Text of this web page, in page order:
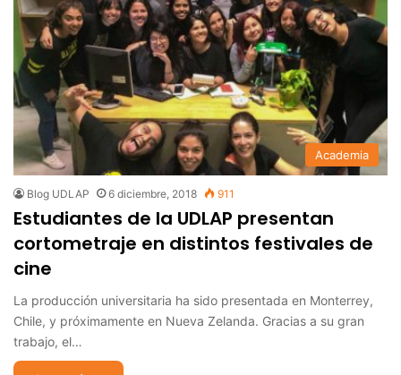
Academia
Blog UDLAP 6 diciembre, 2018 911
Estudiantes de la UDLAP presentan
cortometraje en distintos festivales de
cine
La producción universitaria ha sido presentada en Monterrey,
Chile, y próximamente en Nueva Zelanda. Gracias a su gran
trabajo, el…